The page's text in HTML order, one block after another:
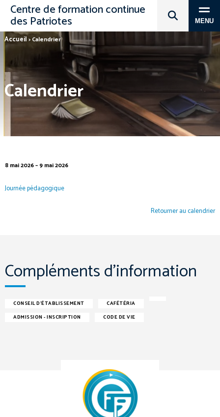
Centre de formation continue
des Patriotes MENU
Accueil > Calendrier
Calendrier
8 mai 2026 – 9 mai 2026
Journée pédagogique
Retourner au calendrier
Compléments d'information
CONSEIL D'ÉTABLISSEMENT
CAFÉTÉRIA
ADMISSION - INSCRIPTION
CODE DE VIE